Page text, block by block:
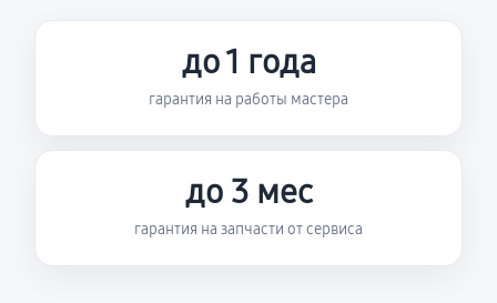
до 1 года
гарантия на работы мастера
до 3 мес
гарантия на запчасти от сервиса